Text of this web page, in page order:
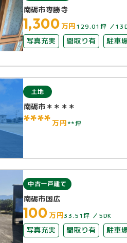
南砺市専勝寺
1,300万円129.01坪
写真充実 間取り有 駐車
土地
南砺市＊＊＊＊
****万円**坪
中古一戸建て
南砺市国広
100万円33.51坪 5DK
写真充実 間取り有 駐車